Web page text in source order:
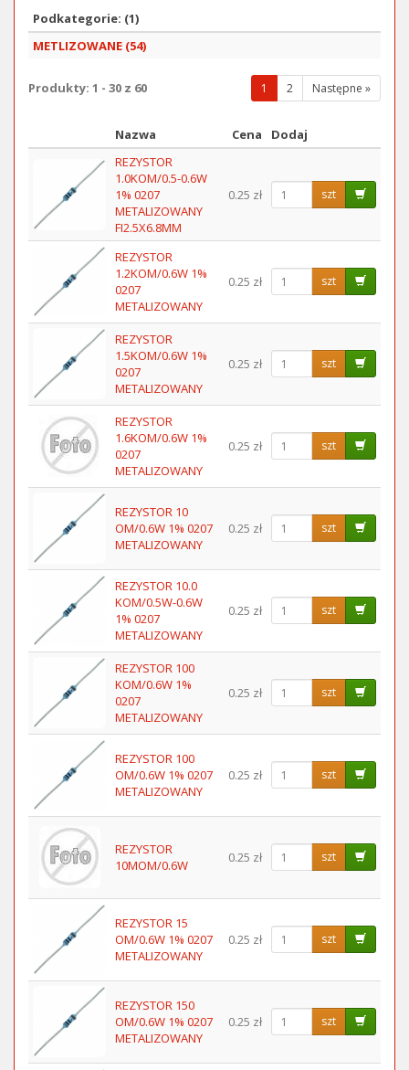
Podkategorie: (1)
METLIZOWANE (54)
1
(wybrana
strona)
2 Następne »
Produkty: 1 - 30 z 60
Obraz
Nazwa Cena
Dodaj
REZYSTOR
1.0KOM/0.5-0.6W
1% 0207
METALIZOWANY
FI2.5X6.8MM
0.25 zł szt
REZYSTOR
1.2KOM/0.6W 1%
0207
METALIZOWANY
0.25 zł szt
REZYSTOR
1.5KOM/0.6W 1%
0207
METALIZOWANY
0.25 zł szt
REZYSTOR
1.6KOM/0.6W 1%
0207
METALIZOWANY
0.25 zł szt
REZYSTOR 10
OM/0.6W 1% 0207
METALIZOWANY
0.25 zł szt
REZYSTOR 10.0
KOM/0.5W-0.6W
1% 0207
METALIZOWANY
0.25 zł szt
REZYSTOR 100
KOM/0.6W 1%
0207
METALIZOWANY
0.25 zł szt
REZYSTOR 100
OM/0.6W 1% 0207
METALIZOWANY
0.25 zł szt
REZYSTOR
10MOM/0.6W
0.25 zł szt
REZYSTOR 15
OM/0.6W 1% 0207
METALIZOWANY
0.25 zł szt
REZYSTOR 150
OM/0.6W 1% 0207
METALIZOWANY
0.25 zł szt